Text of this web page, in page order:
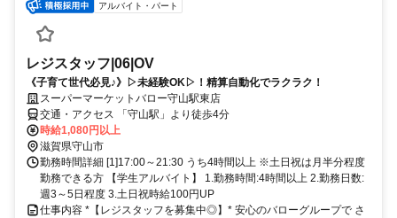
アルバイト・パート
レジスタッフ|06|OV
《子育て世代必見♪》▷未経験OK▷！精算自動化でラクラク！
スーパーマーケットバロー守山駅東店
交通・アクセス 「守山駅」より徒歩4分
時給1,080円以上
滋賀県守山市
勤務時間詳細 [1]17:00～21:30 うち4時間以上 ※土日祝は月半分程度
勤務できる方 【学生アルバイト】 1.勤務時間:4時間以上 2.勤務日数:
週3～5日程度 3.土日祝時給100円UP
仕事内容 *【レジスタッフを募集中◎】* 安心のバローグループで さ